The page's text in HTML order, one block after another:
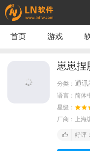
首页 游戏
崽崽捏
分类： 通讯
语言： 简体
星级：
厂商：
上海
好评：